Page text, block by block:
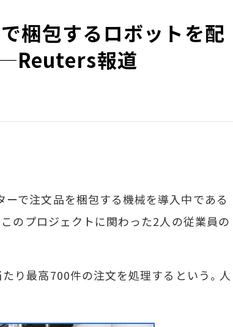
梱包するロボットを配
報道
で注文品を梱包する機械を導入中である
このプロジェクトに関わった2人の従業員の
り最高700件の注文を処理するという。人